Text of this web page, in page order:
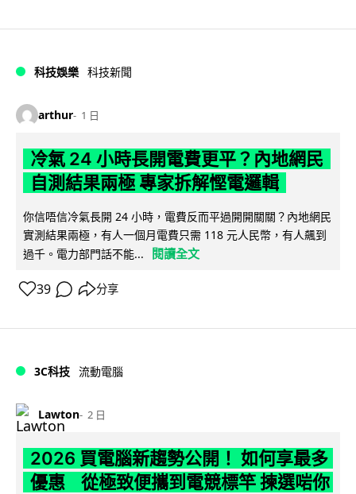
科技娛樂 科技新聞
arthur 1 日
冷氣 24 小時長開電費更平？內地網民
自測結果兩極 專家拆解慳電邏輯
你信唔信冷氣長開 24 小時，電費反而平過開開關關？內地網民
實測結果兩極，有人一個月電費只需 118 元人民幣，有人飆到
過千。電力部門話不能...
閱讀全文
39 分享
3C科技 流動電腦
Lawton 2 日
2026 買電腦新趨勢公開！ 如何享最多
優惠 從極致便攜到電競標竿 揀選啱你